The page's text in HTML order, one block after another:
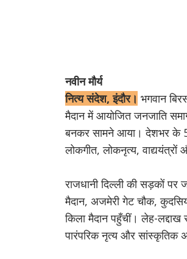
नवीन मौर्य
नित्य संदेश, इंदौर। भगवान
मैदान में आयोजित जनजाति
बनकर सामने आया। देशभर के
लोकगीत, लोकनृत्य,
राजधानी दिल्ली की सड़कों
मैदान, अजमेरी गेट चौक,
किला मैदान पहुँचीं। लेह-
पारंपरिक नृत्य और सांस्कृतिक